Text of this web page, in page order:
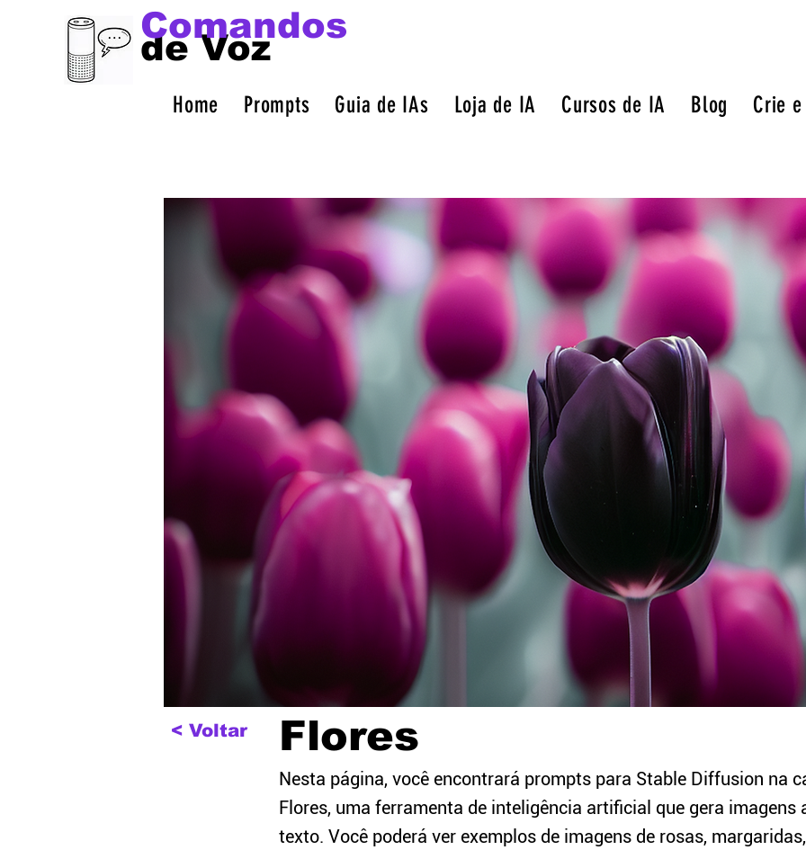
de Voz
Comandos
Home Prompts Guia de IAs Loja de IA Cursos de IA Blog Crie
< Voltar Flores
Nesta página, você encontrará prompts para Stable Diffusion na
Flores, uma ferramenta de inteligência artificial que gera imagens
texto. Você poderá ver exemplos de imagens de rosas,